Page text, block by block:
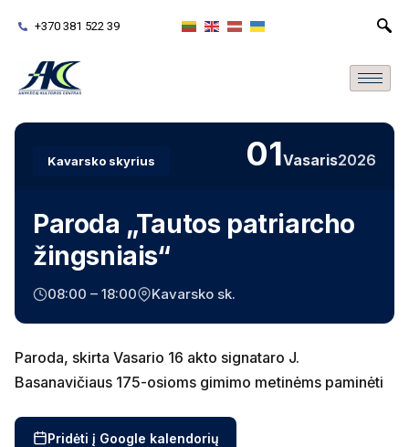
+370 381 522 39
Kavarsko skyrius 01Vasaris2026
Paroda „Tautos patriarcho
žingsniais“
08:00 – 18:00 Kavarsko sk.
Paroda, skirta Vasario 16 akto signataro J.
Basanavičiaus 175-osioms gimimo metinėms paminėti
Pridėti į Google kalendorių